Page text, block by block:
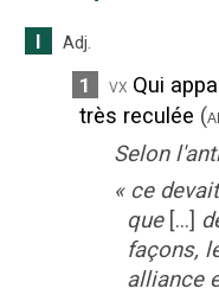
I Adj.
1 vx Qui
très reculée (
Selon
« ce
que [...]
façons,
alliance